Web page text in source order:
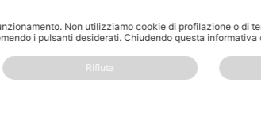
Scopri di piùNon utilizziamo cookie di profilazione o di
i pulsanti desiderati.Chiudendo questa
Rifiuta